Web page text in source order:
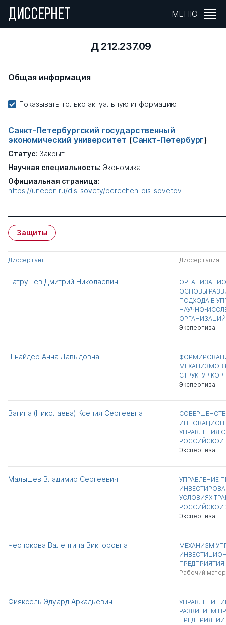
ДИССЕРНЕТ МЕНЮ
Д 212.237.09
Общая информация
Показывать только актуальную информацию
Санкт-Петербургский государственный
экономический университет (Санкт-Петербург)
Статус: Закрыт
Научная специальность: Экономика
Официальная страница:
https://unecon.ru/dis-sovety/perechen-dis-sovetov
Защиты
Диссертант Диссертация
Патрушев Дмитрий Николаевич
ОСНОВЫ
ПОДХОДА В
НАУЧНО-
ОРГАНИЗАЦИЙ
Экспертиза
Шнайдер Анна Давыдовна
МЕХАНИЗМОВ
СТРУКТУР
Экспертиза
Вагина (Николаева) Ксения Сергеевна
УПРАВЛЕНИЯ
РОССИЙСКОЙ
Экспертиза
Малышев Владимир Сергеевич
УПРАВЛЕНИЕ
УСЛОВИЯХ
РОССИЙСКОЙ
Экспертиза
Чеснокова Валентина Викторовна
МЕХАНИЗМ
ПРЕДПРИЯТИЯ
Рабочий
Фияксель Эдуард Аркадьевич
УПРАВЛЕНИЕ
РАЗВИТИЕМ